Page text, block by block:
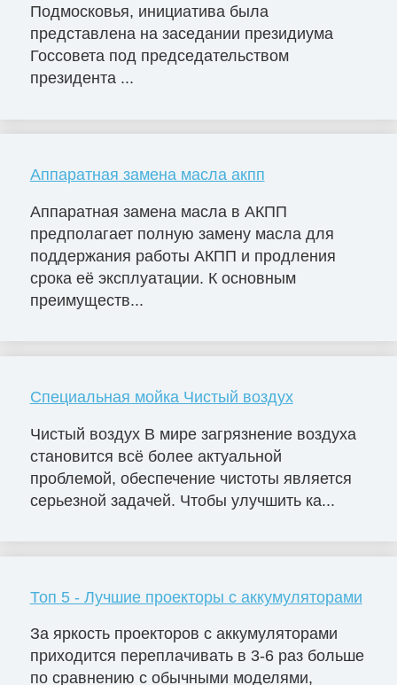
Подмосковья, инициатива была
представлена на заседании президиума
Госсовета под председательством
президента ...
Аппаратная замена масла акпп
Аппаратная замена масла в АКПП
предполагает полную замену масла для
поддержания работы АКПП и продления
срока её эксплуатации. К основным
преимуществ...
Специальная мойка Чистый воздух
Чистый воздух В мире загрязнение воздуха
становится всё более актуальной
проблемой, обеспечение чистоты является
серьезной задачей. Чтобы улучшить ка...
Топ 5 - Лучшие проекторы с аккумуляторами
За яркость проекторов с аккумуляторами
приходится переплачивать в 3-6 раз больше
по сравнению с обычными моделями,